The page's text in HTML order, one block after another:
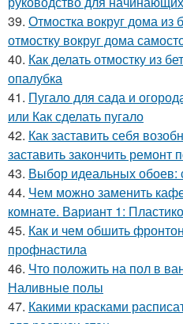
39. Отмостка вокруг дома из
отмостку вокруг дома
40. Как делать отмостку из
опалубка
41. Пугало для сада и
или Как сделать пугало
42. Как заставить себя
заставить закончить ремонт
43. Выбор идеальных обоев:
44. Чем можно заменить
комнате. Вариант 1:
45. Как и чем обшить
профнастила
46. Что положить на пол в
Наливные полы
47. Какими красками